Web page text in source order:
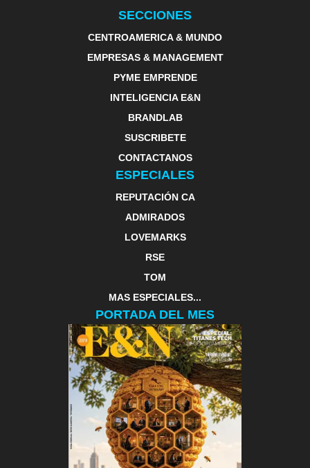
SECCIONES
CENTROAMERICA & MUNDO
EMPRESAS & MANAGEMENT
PYME EMPRENDE
INTELIGENCIA E&N
BRANDLAB
SUSCRIBETE
CONTACTANOS
ESPECIALES
REPUTACIÓN CA
ADMIRADOS
LOVEMARKS
RSE
TOM
MAS ESPECIALES...
PORTADA DEL MES